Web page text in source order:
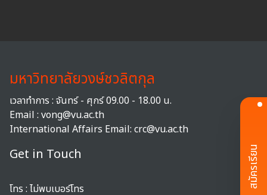
สมัครเรียน
มหาวิทยาลัยวงษ์ชวลิตกุล
เวลาทำการ : จันทร์ - ศุกร์ 09.00 - 18.00 น.
Email : vong@vu.ac.th
International Affairs Email: crc@vu.ac.th
Get in Touch
โทร : ไม่พบเบอร์โทร